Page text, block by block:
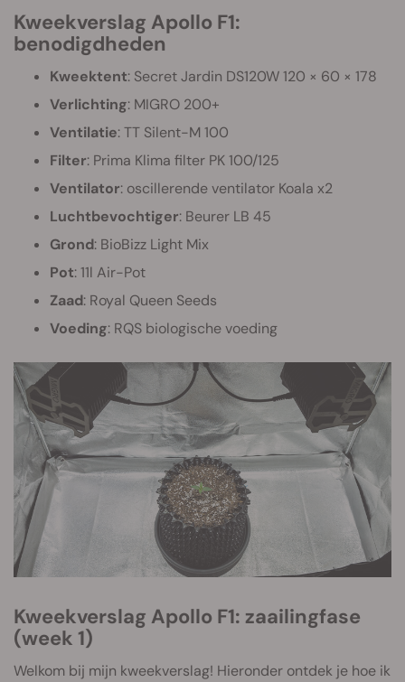
Kweekverslag Apollo F1:
benodigdheden
Kweektent: Secret Jardin DS120W 120 × 60 × 178
Verlichting: MIGRO 200+
Ventilatie: TT Silent-M 100
Filter: Prima Klima filter PK 100/125
Ventilator: oscillerende ventilator Koala x2
Luchtbevochtiger: Beurer LB 45
Grond: BioBizz Light Mix
Pot: 11l Air-Pot
Zaad: Royal Queen Seeds
Voeding: RQS biologische voeding
Kweekverslag Apollo F1: zaailingfase
(week 1)
Welkom bij mijn kweekverslag! Hieronder ontdek je hoe ik